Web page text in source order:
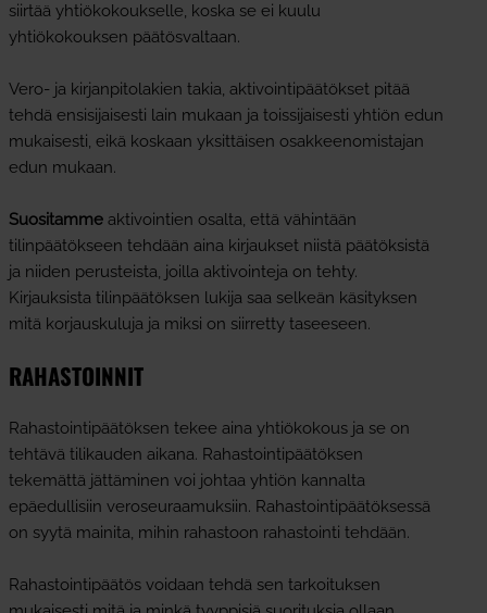
siirtää yhtiökokoukselle, koska se ei kuulu
yhtiökokouksen päätösvaltaan.
Vero- ja kirjanpitolakien takia, aktivointipäätökset pitää
tehdä ensisijaisesti lain mukaan ja toissijaisesti yhtiön edun
mukaisesti, eikä koskaan yksittäisen osakkeenomistajan
edun mukaan.
Suositamme aktivointien osalta, että vähintään
tilinpäätökseen tehdään aina kirjaukset niistä päätöksistä
ja niiden perusteista, joilla aktivointeja on tehty.
Kirjauksista tilinpäätöksen lukija saa selkeän käsityksen
mitä korjauskuluja ja miksi on siirretty taseeseen.
RAHASTOINNIT
Rahastointipäätöksen tekee aina yhtiökokous ja se on
tehtävä tilikauden aikana. Rahastointipäätöksen
tekemättä jättäminen voi johtaa yhtiön kannalta
epäedullisiin veroseuraamuksiin. Rahastointipäätöksessä
on syytä mainita, mihin rahastoon rahastointi tehdään.
Rahastointipäätös voidaan tehdä sen tarkoituksen